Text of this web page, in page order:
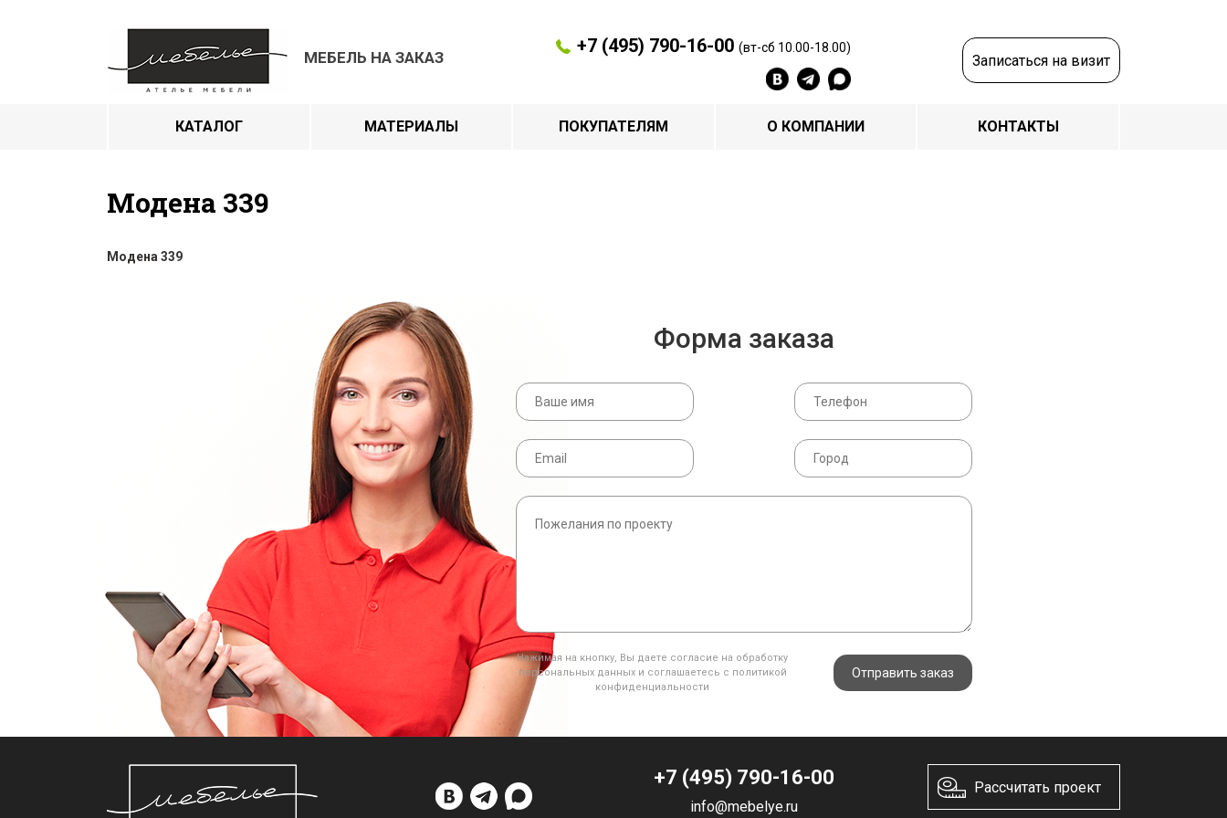
МЕБЕЛЬ НА ЗАКАЗ
+7 (495) 790-16-00 (вт-сб 10.00-18.00)
Записаться на визит
КАТАЛОГ МАТЕРИАЛЫ ПОКУПАТЕЛЯМ О КОМПАНИИ КОНТАКТЫ
Модена 339
Модена 339
Форма заказа
Нажимая на кнопку, Вы даете согласие на обработку
персональных данных и соглашаетесь с политикой
конфиденциальности
Отправить заказ
+7 (495) 790-16-00
info@mebelye.ru
Рассчитать проект